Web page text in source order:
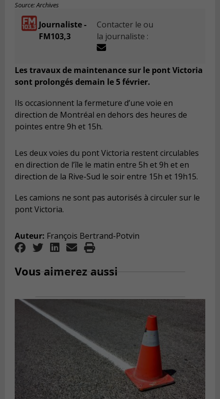
Source: Archives
Journaliste -
FM103,3
Contacter le ou
la journaliste :
Les travaux de maintenance sur le pont Victoria
sont prolongés demain le 5 février.
Ils occasionnent la fermeture d’une voie en
direction de Montréal en dehors des heures de
pointes entre 9h et 15h.
Les deux voies du pont Victoria restent circulables
en direction de l’île le matin entre 5h et 9h et en
direction de la Rive-Sud le soir entre 15h et 19h15.
Les camions ne sont pas autorisés à circuler sur le
pont Victoria.
Auteur: François Bertrand-Potvin
Vous aimerez aussi